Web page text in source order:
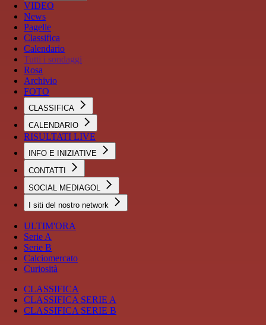
VIDEO
News
Pagelle
Classifica
Calendario
Tutti i sondaggi
Rosa
Archivio
FOTO
CLASSIFICA
CALENDARIO
RISULTATI LIVE
INFO E INIZIATIVE
CONTATTI
SOCIAL MEDIAGOL
I siti del nostro network
ULTIM'ORA
Serie A
Serie B
Calciomercato
Curiosità
CLASSIFICA
CLASSIFICA SERIE A
CLASSIFICA SERIE B